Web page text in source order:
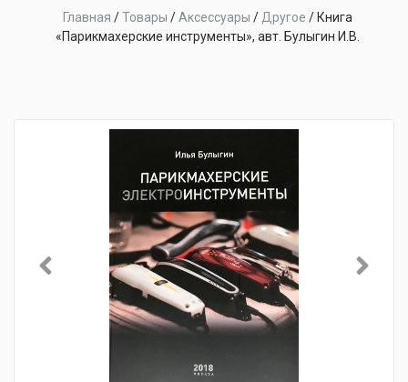
Главная /Товары /Аксессуары / Другое / Книга
«Парикмахерские инструменты», авт. Булыгин И.В.